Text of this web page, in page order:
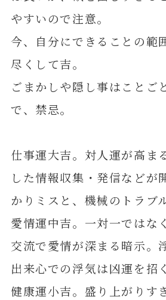
やすいので注意。
今、自分にできることの範
尽くして吉。
ごまかしや隠し事はことご
で、禁忌。
仕事運大吉。対人運が高ま
した情報収集・発信などが
かりミスと、機械のトラブ
愛情運中吉。一対一ではな
交流で愛情が深まる暗示。
出来心での浮気は凶運を招
健康運小吉。盛り上がりす